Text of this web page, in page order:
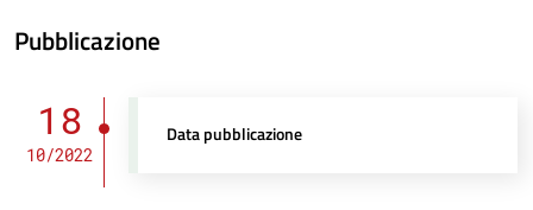
Pubblicazione
18
10/2022
Data pubblicazione